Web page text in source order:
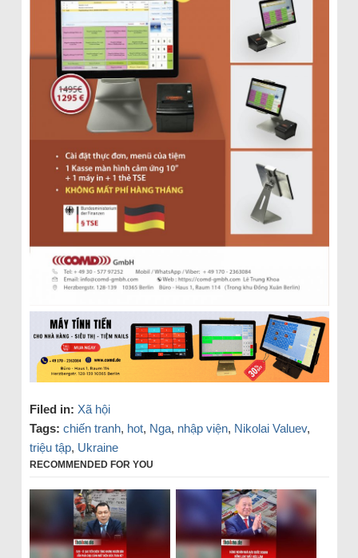
Filed in: Xã hội
Tags: chiến tranh, hot, Nga, nhập viện, Nikolai Valuev,
triệu tập, Ukraine
RECOMMENDED FOR YOU